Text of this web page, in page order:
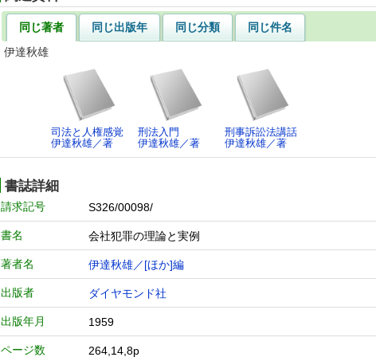
同じ著者 同じ出版年 同じ分類
同じ件名
伊達秋雄
司法と人権感覚
伊達秋雄／著
刑法入門
伊達秋雄／著
刑事訴訟法講話
伊達秋雄／著
書誌詳細
請求記号 S326/00098/
書名 会社犯罪の理論と実例
著者名 伊達秋雄／[ほか]編
出版者 ダイヤモンド社
出版年月 1959
ページ数 264,14,8p